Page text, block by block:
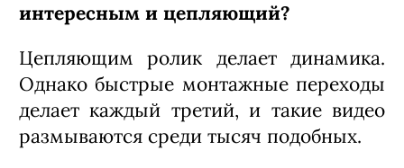
интересным и цепляющий?
Цепляющим ролик делает динамика.
Однако быстрые монтажные переходы
делает каждый третий, и такие видео
размываются среди тысяч подобных.